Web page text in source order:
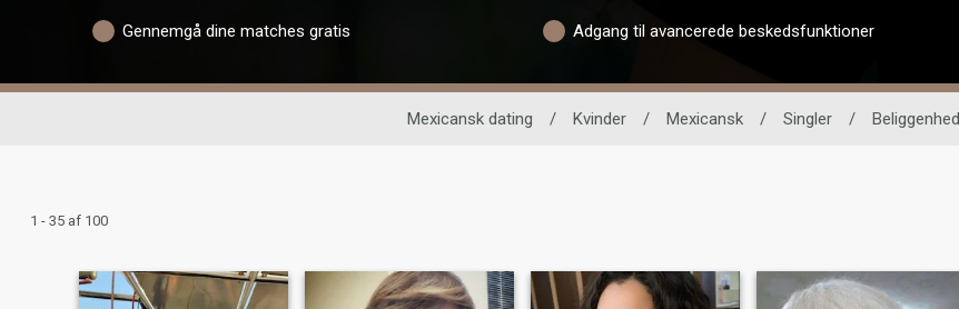
Gennemgå dine matches gratis Adgang til avancerede beskedsfunktioner
Mexicansk dating / Kvinder / Mexicansk / Singler / Beliggenhed
1 - 35 af 100